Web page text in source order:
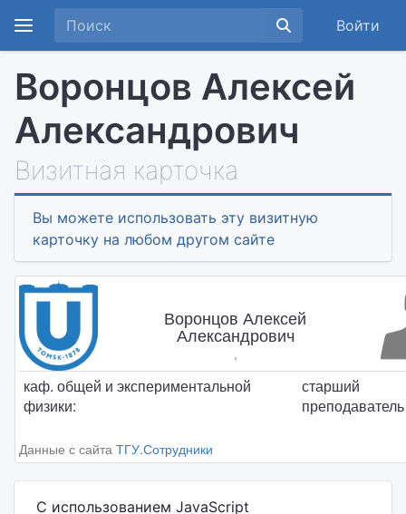
Войти
Воронцов Алексей
Александрович
Визитная карточка
Вы можете использовать эту визитную
карточку на любом другом сайте
Воронцов Алексей
Александрович
,
каф. общей и экспериментальной
физики:
старший
преподаватель
Данные с сайта ТГУ.Сотрудники
С использованием JavaScript